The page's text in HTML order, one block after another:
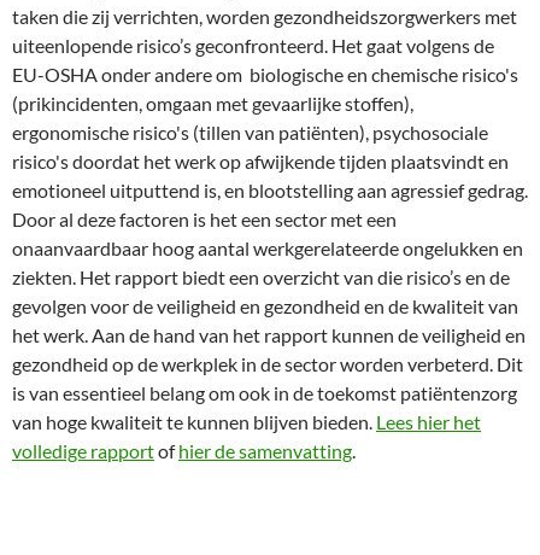
taken die zij verrichten, worden gezondheidszorgwerkers met
uiteenlopende risico’s geconfronteerd. Het gaat volgens de
EU-OSHA onder andere om biologische en chemische risico's
(prikincidenten, omgaan met gevaarlijke stoffen),
ergonomische risico's (tillen van patiënten), psychosociale
risico's doordat het werk op afwijkende tijden plaatsvindt en
emotioneel uitputtend is, en blootstelling aan agressief gedrag.
Door al deze factoren is het een sector met een
onaanvaardbaar hoog aantal werkgerelateerde ongelukken en
ziekten. Het rapport biedt een overzicht van die risico’s en de
gevolgen voor de veiligheid en gezondheid en de kwaliteit van
het werk. Aan de hand van het rapport kunnen de veiligheid en
gezondheid op de werkplek in de sector worden verbeterd. Dit
is van essentieel belang om ook in de toekomst patiëntenzorg
van hoge kwaliteit te kunnen blijven bieden. Lees hier het
volledige rapportofhier de samenvatting.